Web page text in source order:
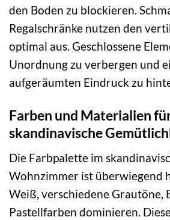
den Boden zu blockieren.
Regalschränke nutzen den
optimal aus. Geschlossene
Unordnung zu verbergen und
aufgeräumten Eindruck zu
Farben und Materialien
skandinavische
Die Farbpalette im
Wohnzimmer ist überwiegend
Weiß, verschiedene Grautöne,
Pastellfarben dominieren.